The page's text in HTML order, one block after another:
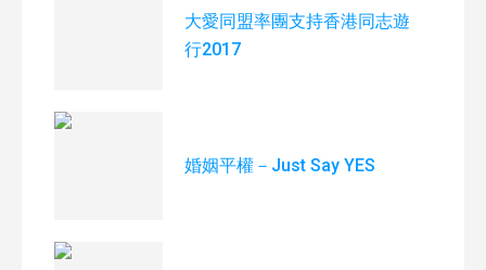
大愛同盟率團支持香港同志遊
行2017
婚姻平權－Just Say YES